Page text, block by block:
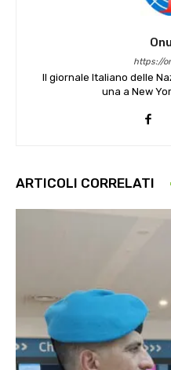
https://
Il giornale Italiano delle
una a New
ARTICOLI CORRELATI